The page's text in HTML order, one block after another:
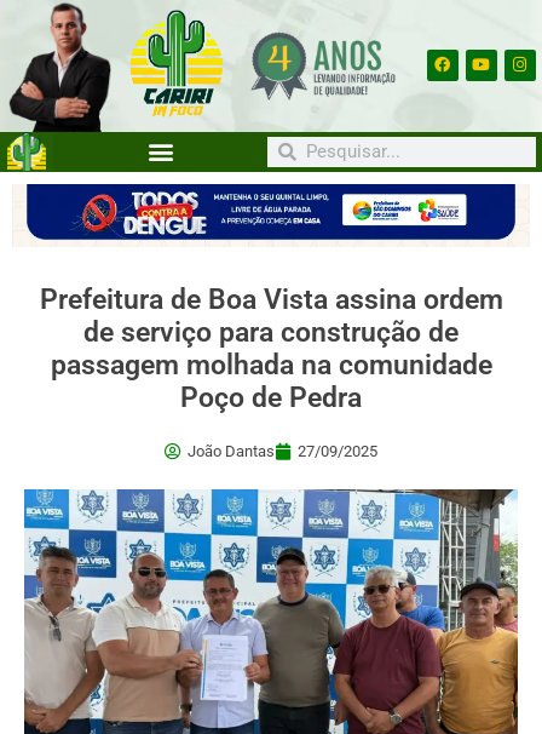
Prefeitura de Boa Vista assina ordem
de serviço para construção de
passagem molhada na comunidade
Poço de Pedra
João Dantas 27/09/2025